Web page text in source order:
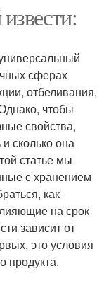
сферах
отбеливания,
чтобы
свойства,
сколько она
статье мы
с хранением
как
на срок
зависит от
это условия
продукта.